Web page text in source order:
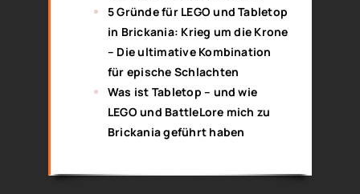
5 Gründe für LEGO und Tabletop
in Brickania: Krieg um die Krone
– Die ultimative Kombination
für epische Schlachten
Was ist Tabletop – und wie
LEGO und BattleLore mich zu
Brickania geführt haben